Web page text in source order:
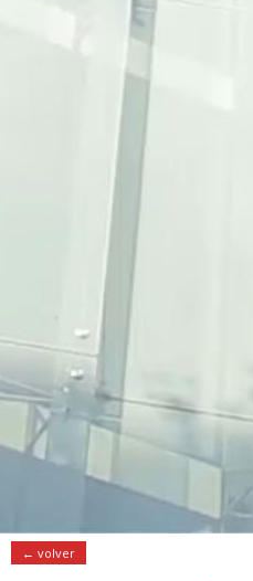
← volver